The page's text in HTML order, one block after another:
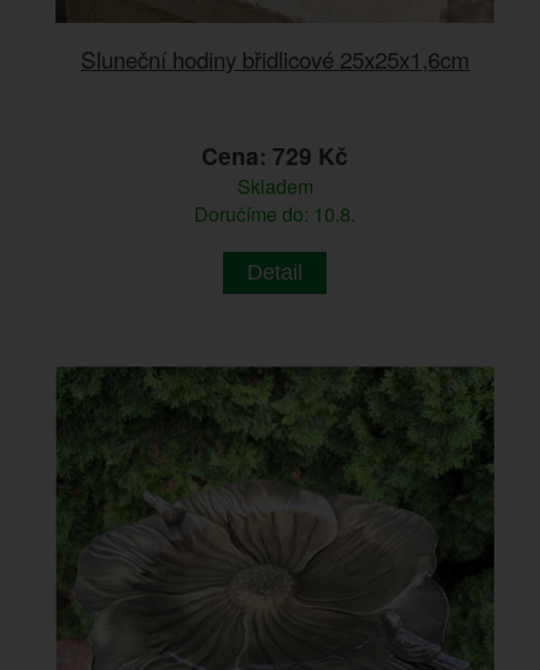
Sluneční hodiny břidlicové 25x25x1,6cm
Cena: 729 Kč
Skladem
Doručíme do: 10.8.
Detail